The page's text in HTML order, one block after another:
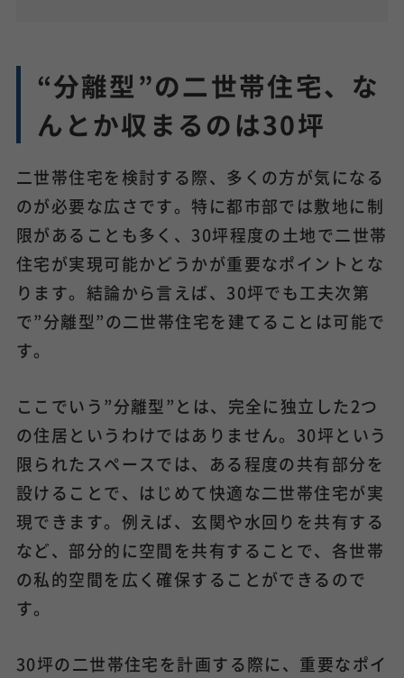
“分離型”の二世帯住宅、な
んとか収まるのは30坪
二世帯住宅を検討する際、多くの方が気になる
のが必要な広さです。特に都市部では敷地に制
限があることも多く、30坪程度の土地で二世帯
住宅が実現可能かどうかが重要なポイントとな
ります。結論から言えば、30坪でも工夫次第
で”分離型”の二世帯住宅を建てることは可能で
す。
ここでいう”分離型”とは、完全に独立した2つ
の住居というわけではありません。30坪という
限られたスペースでは、ある程度の共有部分を
設けることで、はじめて快適な二世帯住宅が実
現できます。例えば、玄関や水回りを共有する
など、部分的に空間を共有することで、各世帯
の私的空間を広く確保することができるので
す。
30坪の二世帯住宅を計画する際に、重要なポイ